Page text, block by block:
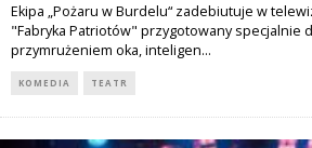
Ekipa „Pożaru w Burdelu“ zadebiutuje w
"Fabryka Patriotów" przygotowany specjalnie
przymrużeniem oka, inteligen...
KOMEDIA TEATR